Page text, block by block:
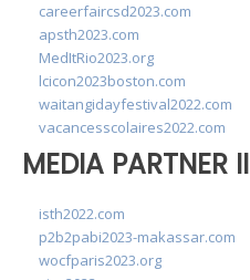
careerfaircsd2023.com
apsth2023.com
MedItRio2023.org
lcicon2023boston.com
waitangidayfestival2022.com
vacancesscolaires2022.com
MEDIA PARTNER II
isth2022.com
p2b2pabi2023-makassar.com
wocfparis2023.org